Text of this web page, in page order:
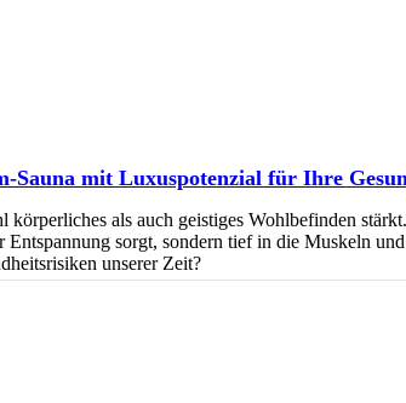
mit Luxuspotenzial für Ihre
körperliches als auch geistiges Wohlbefinden
sorgt, sondern tief in die Muskeln
unserer Zeit?